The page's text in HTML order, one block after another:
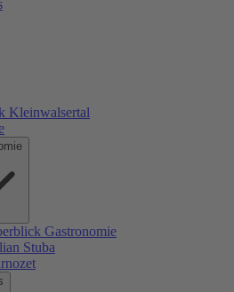
Kleinwalsertal
Gastronomie
Stuba